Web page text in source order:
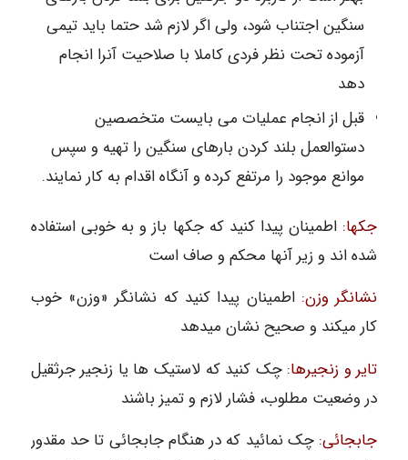
سنگین اجتناب شود، ولی اگر لازم شد حتما باید تیمی
آزموده تحت نظر فردی کاملا با صلاحیت آنرا انجام
دهد
قبل از انجام عملیات می بایست متخصصین
دستوالعمل بلند کردن بارهای سنگین را تهیه و سپس
موانع موجود را مرتفع کرده و آنگاه اقدام به کار نمایند.
جکها: اطمینان پیدا کنید که جکها باز و به خوبی استفاده
شده اند و زیر آنها محکم و صاف است
نشانگر وزن: اطمینان پیدا کنید که نشانگر «وزن» خوب
کار میکند و صحیح نشان میدهد
تایر و زنجیرها: چک کنید که لاستیک ها یا زنجیر جرثقیل
در وضعیت مطلوب، فشار لازم و تمیز باشند
جابجائی: چک نمائید که در هنگام جابجائی تا حد مقدور